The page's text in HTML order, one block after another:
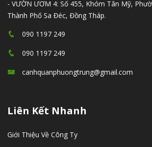
- VƯỜN ƯƠM 4: Số 455, Khóm Tân Mỹ,
Thành Phố Sa Đéc, Đồng Tháp.
090 1197 249
090 1197 249
canhquanphuongtrung@gmail.com
Liên Kết Nhanh
Giới Thiệu Về Công Ty